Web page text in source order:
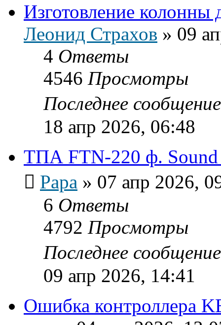
Изготовление
Леонид Страхов » 09
4 Ответы
4546 Просмотры
Последнее
18 апр 2026, 06:48
ТПА FTN-220 ф.
Papa » 07 апр 2026,
6 Ответы
4792 Просмотры
Последнее
09 апр 2026, 14:41
Ошибка контроллера